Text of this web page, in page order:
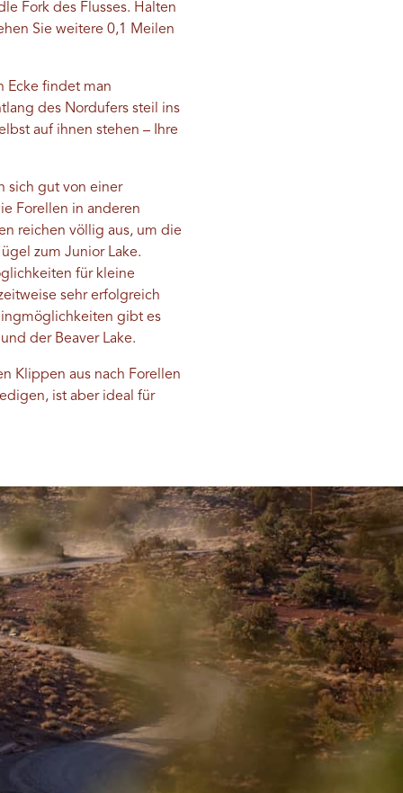
Fork des Flusses. Halten
Sie weitere 0,1 Meilen
Ecke findet man
des Nordufers steil ins
auf ihnen stehen – Ihre
sich gut von einer
Forellen in anderen
reichen völlig aus, um die
zum Junior Lake.
für kleine
sehr erfolgreich
gibt es
der Beaver Lake.
Klippen aus nach Forellen
ist aber ideal für